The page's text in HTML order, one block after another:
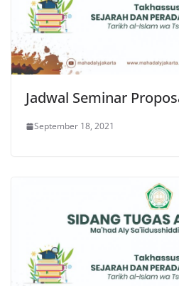
Jadwal Seminar
September 18, 2021